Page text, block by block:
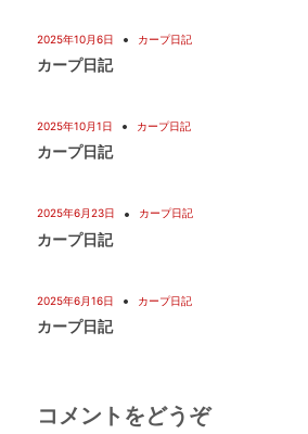
2025年10月6日 カープ日記
カープ日記
2025年10月1日 カープ日記
カープ日記
2025年6月23日 カープ日記
カープ日記
2025年6月16日 カープ日記
カープ日記
コメントをどうぞ